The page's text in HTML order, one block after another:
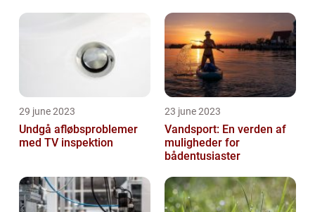
29 june 2023
Undgå afløbsproblemer
med TV inspektion
23 june 2023
Vandsport: En verden af
muligheder for
bådentusiaster